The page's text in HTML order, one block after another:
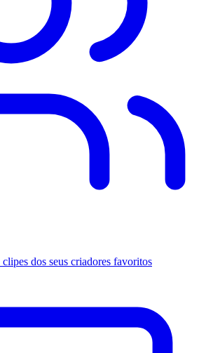
dos seus criadores favoritos